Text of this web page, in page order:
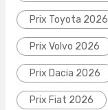
Prix Toyota 2026
Prix Volvo 2026
Prix Dacia 2026
Prix Fiat 2026